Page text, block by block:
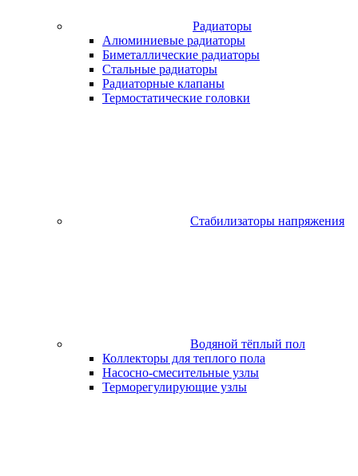
Радиаторы
Алюминиевые радиаторы
Биметаллические радиаторы
Стальные радиаторы
Радиаторные клапаны
Термостатические головки
Стабилизаторы напряжения
Водяной тёплый пол
Коллекторы для теплого пола
Насосно-смесительные узлы
Терморегулирующие узлы